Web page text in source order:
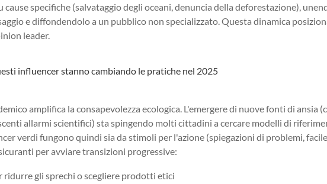
cause specifiche (salvataggio degli oceani, denuncia della deforestazione),
e diffondendolo a un pubblico non specializzato. Questa dinamica
leader.
influencer stanno cambiando le pratiche nel 2025
amplifica la consapevolezza ecologica. L'emergere di nuove fonti di ansia
allarmi scientifici) sta spingendo molti cittadini a cercare modelli di
verdi fungono quindi sia da stimoli per l'azione (spiegazioni di problemi,
per avviare transizioni progressive:
ridurre gli sprechi o scegliere prodotti etici